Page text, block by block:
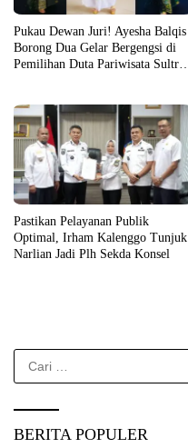
Pukau Dewan Juri! Ayesha Balqis
Borong Dua Gelar Bergengsi di
Pemilihan Duta Pariwisata Sultra
Pastikan Pelayanan Publik
Optimal, Irham Kalenggo Tunjuk
Narlian Jadi Plh Sekda Konsel
Cari
untuk:
BERITA POPULER